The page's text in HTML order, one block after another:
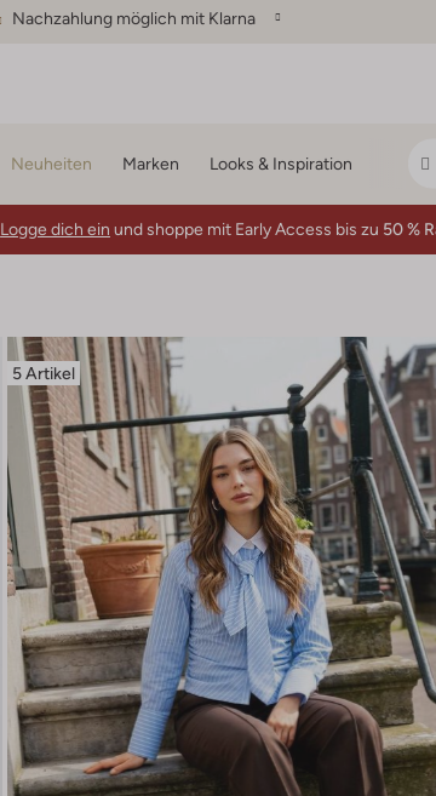
Nachzahlung möglich mit Klarna
Neuheiten Marken Looks & Inspiration
Logge dich ein und shoppe mit Early Access bis zu 50 %
5 Artikel